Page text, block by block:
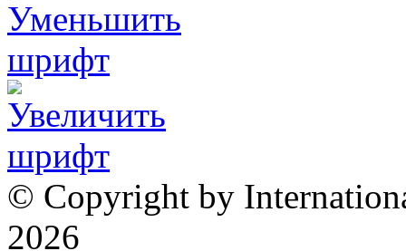
© Copyright by
2026